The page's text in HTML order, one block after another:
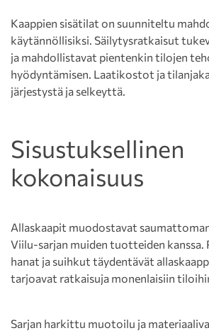
Kaappien sisätilat on suunniteltu
käytännöllisiksi. Säilytysratkaisut
ja mahdollistavat pientenkin tilojen
hyödyntämisen. Laatikostot ja
järjestystä ja selkeyttä.
Sisustuksellinen
kokonaisuus
Allaskaapit muodostavat
Viilu-sarjan muiden tuotteiden kanssa.
hanat ja suihkut täydentävät
tarjoavat ratkaisuja monenlaisiin
Sarjan harkittu muotoilu ja